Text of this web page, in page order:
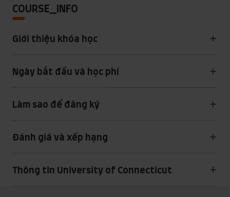
COURSE_INFO
Giới thiệu khóa học
Ngày bắt đầu và học phí
Làm sao để đăng ký
Đánh giá và xếp hạng
Thông tin University of Connecticut